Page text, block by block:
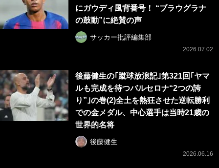
にガウディ風背番号！ “ブラウグラナ
の鼓動”に絶賛の声
サッカー批評編集部
2026.07.02
後藤健生の｢蹴球放浪記｣第321回｢ヤマ
ルも完成を待つバルセロナ“2つの誇
り”｣の巻(2)全土を熱狂させた逆転勝利
での金メダル、中心選手は当時21歳の
世界的名将
後藤健生
2026.06.16